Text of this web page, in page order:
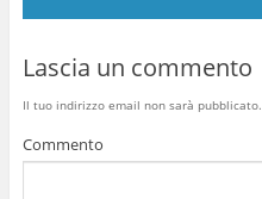
Lascia un commento
Il tuo indirizzo email non sarà pubblicato.
Commento